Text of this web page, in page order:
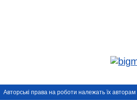
Авторськi права на роботи належать їх авторам